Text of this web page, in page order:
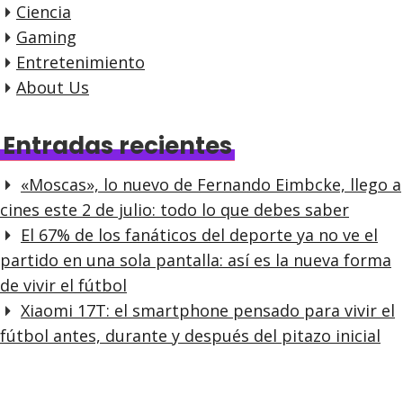
e
n
t
a
d
a
s
Ciencia
Gaming
Entretenimiento
About Us
Entradas recientes
«Moscas», lo nuevo de Fernando Eimbcke, llego a
cines este 2 de julio: todo lo que debes saber
El 67% de los fanáticos del deporte ya no ve el
partido en una sola pantalla: así es la nueva forma
de vivir el fútbol
Xiaomi 17T: el smartphone pensado para vivir el
fútbol antes, durante y después del pitazo inicial